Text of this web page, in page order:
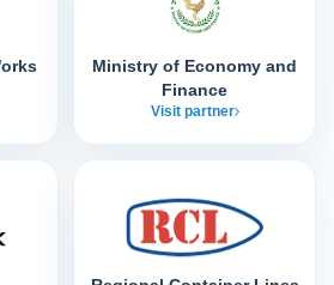
Ministry of Economy and
Finance
Visit partner